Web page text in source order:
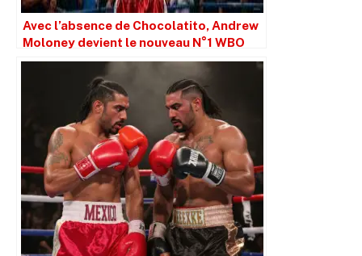
Avec l’absence de Chocolatito, Andrew
Moloney devient le nouveau N°1 WBO
des super-mouches à 115 lbs.